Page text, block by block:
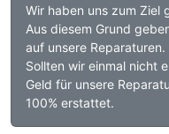
Wir haben uns zum Ziel
Aus diesem Grund
auf unsere Reparaturen.
Sollten wir einmal nicht
Geld für unsere
100% erstattet.